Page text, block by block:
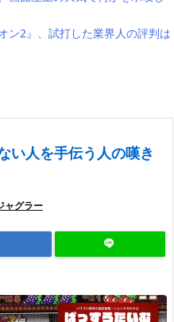
ン2』、試打した業界人の評判は
い人を手伝う人の嘆き
ャグラー